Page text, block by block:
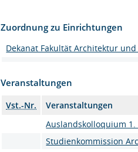
Zuordnung zu Einrichtungen
Dekanat Fakultät Architektur
Veranstaltungen
Vst.-Nr.
Veranstaltungen
Auslandskolloquium 1.
Studienkommission